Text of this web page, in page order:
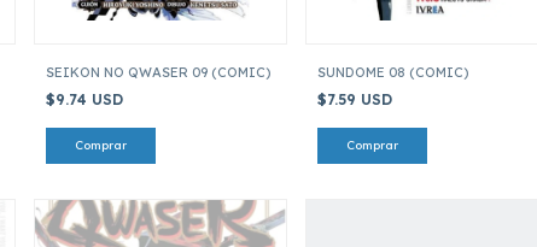
SEIKON NO QWASER 09 (COMIC)
$9.74 USD
SUNDOME 08 (COMIC)
$7.59 USD